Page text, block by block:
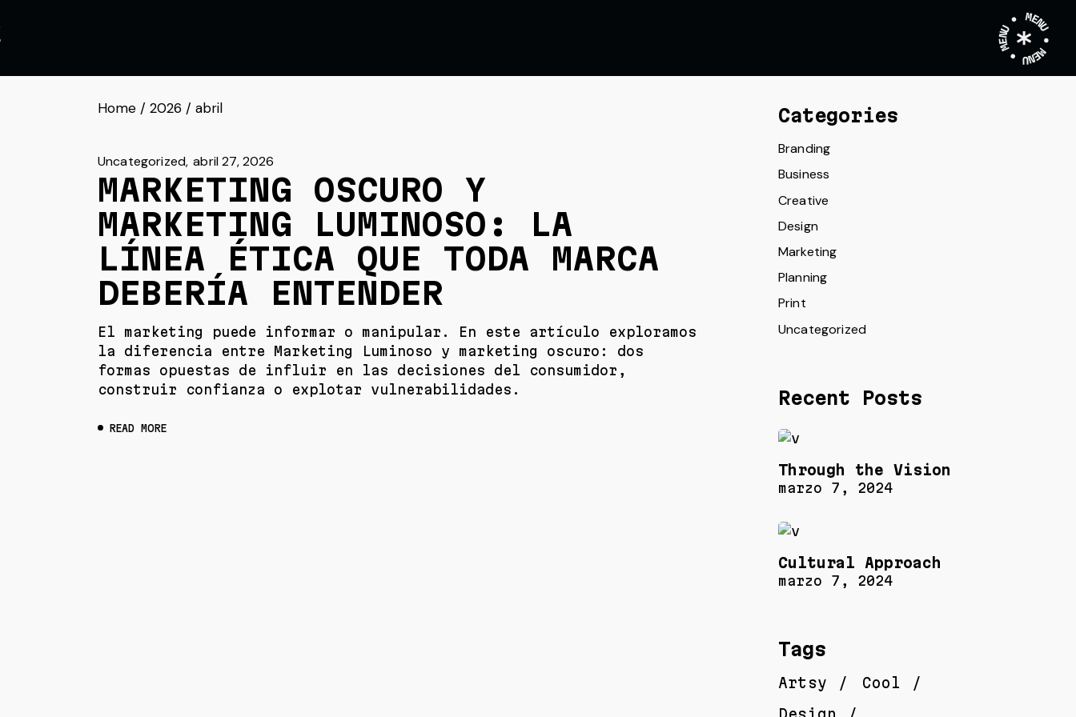
the
content
MENU • MENU • MENU •
Home 2026 abril
Uncategorized abril 27, 2026
MARKETING OSCURO Y
MARKETING LUMINOSO: LA
LÍNEA ÉTICA QUE TODA MARCA
DEBERÍA ENTENDER
El marketing puede informar o manipular. En este artículo exploramos
la diferencia entre Marketing Luminoso y marketing oscuro: dos
formas opuestas de influir en las decisiones del consumidor,
construir confianza o explotar vulnerabilidades.
READ MORE
Categories
Branding
Business
Creative
Design
Marketing
Planning
Print
Uncategorized
Recent Posts
Through the Vision
marzo 7, 2024
Cultural Approach
marzo 7, 2024
Tags
Artsy
Cool
Design